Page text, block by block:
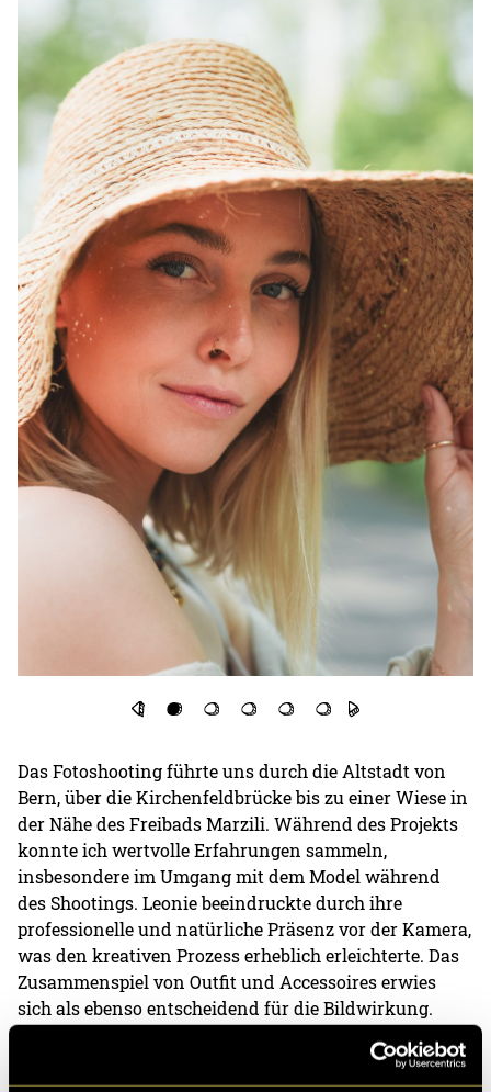
Das Fotoshooting führte uns durch die Altstadt von
Bern, über die Kirchenfeldbrücke bis zu einer Wiese in
der Nähe des Freibads Marzili. Während des Projekts
konnte ich wertvolle Erfahrungen sammeln,
insbesondere im Umgang mit dem Model während
des Shootings. Leonie beeindruckte durch ihre
professionelle und natürliche Präsenz vor der Kamera,
was den kreativen Prozess erheblich erleichterte. Das
Zusammenspiel von Outfit und Accessoires erwies
sich als ebenso entscheidend für die Bildwirkung.
Trotz der kühleren Temperaturen und eines kurzen
Regenschauers zuvor gelang es uns, sommerliche und